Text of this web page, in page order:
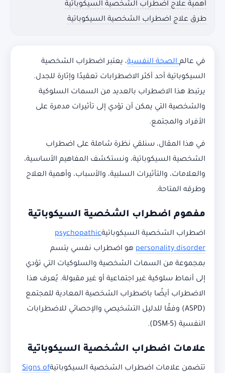
أهمية علاج اضطراب الشخصية السيكوباتية
طرق علاج اضطراب الشخصية السيكوباتية
في عالمالصحة النفسية، يعتبر اضطراب الشخصية
السيكوباتية أحد أكثر الاضطرابات تعقيدًا وإثارة للجدل.
يرتبط هذا الاضطراب بالعديد من السمات السلوكية
والشخصية التي يمكن أن تؤدي إلى تأثيرات مدمرة على
الأفراد والمجتمع.
في هذا المقال، سنلقي نظرة شاملة على اضطراب
الشخصية السيكوباتية، ونستكشف المفاهيم الأساسية،
والعلامات، والتأثيرات السلبية، والأسباب، وأهمية العلاج
وطرقه المتاحة.
مفهوم اضطراب الشخصية السيكوباتية
اضطراب الشخصية السيكوباتيةpsychopathic
personality disorder هو اضطراب نفسي يتسم
بمجموعة من السمات الشخصية والسلوكيات التي تؤدي
إلى أنماط سلوكية غير اجتماعية أو غير مقبولة. يُعرف هذا
الاضطراب أيضًا باضطراب الشخصية المعادية للمجتمع
(ASPD) وفقًا للدليل التشخيصي والإحصائي للاضطرابات
النفسية (DSM-5).
علامات اضطراب الشخصية السيكوباتية
تتضمن علامات اضطراب الشخصية السيكوباتيةSigns of